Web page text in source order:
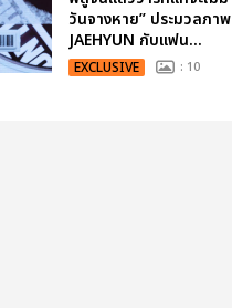
วันจางหาย” ประมวลภาพ
JAEHYUN กับแฟน...
EXCLUSIVE : 10